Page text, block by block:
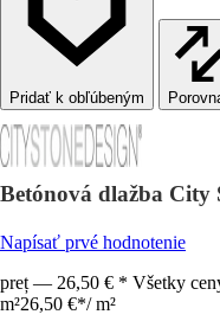
Betónová dlažba City
Napísať prvé hodnotenie
preț — 26,50 € * Všetky
m²26,50 €*/ m²